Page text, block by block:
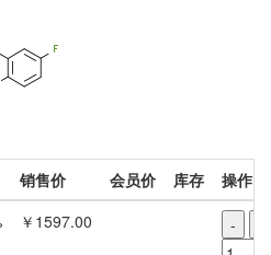
销售价 会员价 库存
操作
￥1597.00 -